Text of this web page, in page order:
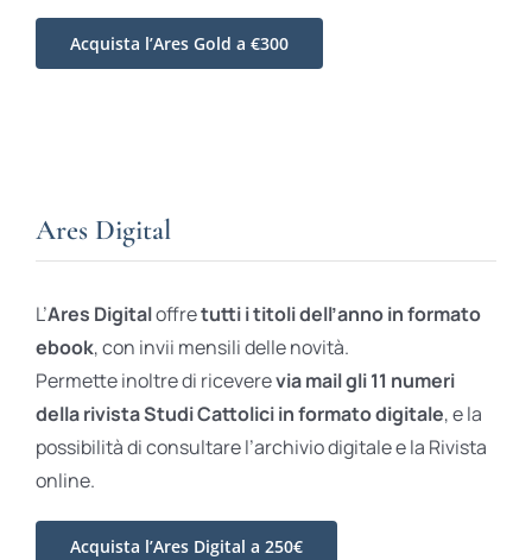
Acquista l’Ares Gold a €300
Ares Digital
L’Ares Digitaloffretutti i titoli dell’anno in formato
ebook, con invii mensili delle novità.
Permette inoltre di riceverevia mail gli 11 numeri
della rivista Studi Cattolici in formato digitale, e la
possibilità di consultare l’archivio digitale e la Rivista
online.
Acquista l’Ares Digital a 250€